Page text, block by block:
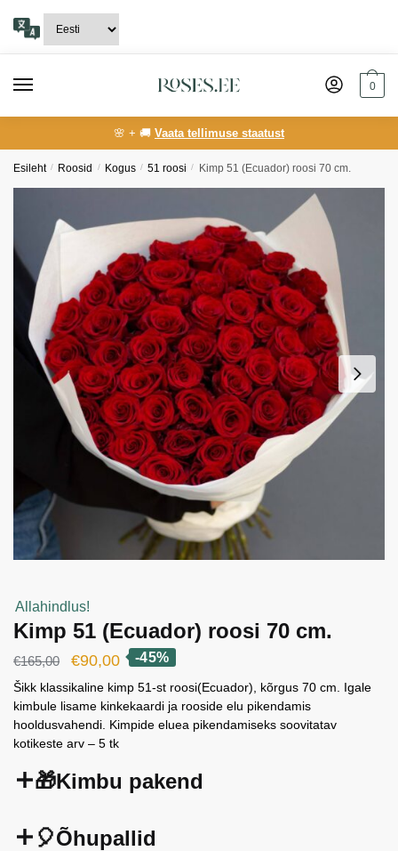
navigation
content
0
🌸 + 🚚 Vaata tellimuse staatust
Esileht / Roosid / Kogus / 51 roosi / Kimp 51 (Ecuador) roosi 70 cm.
Allahindlus!
Kimp 51 (Ecuador) roosi 70 cm.
€165,00
Algne
hind
oli:
€165,00.
€90,00Current
price
is:
€90,00.
-45%
Šikk klassikaline kimp 51-st roosi(Ecuador), kõrgus 70 cm. Igale
kimbule lisame kinkekaardi ja rooside elu pikendamis
hooldusvahendi. Kimpide eluea pikendamiseks soovitatav
kotikeste arv – 5 tk
🎁Kimbu pakend
🎈Õhupallid